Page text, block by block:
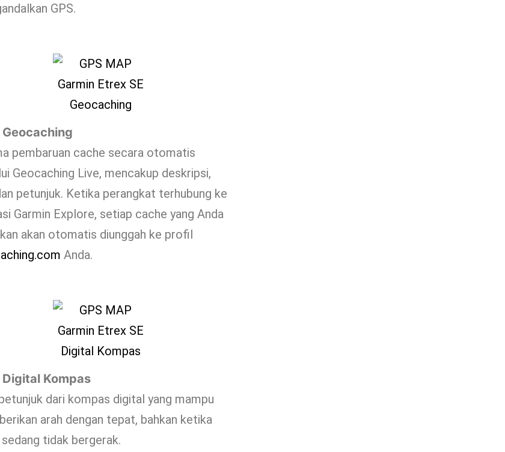
GPS.
Geocaching
pembaruan cache secara otomatis
Geocaching Live, mencakup deskripsi,
petunjuk. Ketika perangkat terhubung ke
Garmin Explore, setiap cache yang Anda
akan otomatis diunggah ke profil
Anda.
Digital Kompas
dari kompas digital yang mampu
arah dengan tepat, bahkan ketika
tidak bergerak.